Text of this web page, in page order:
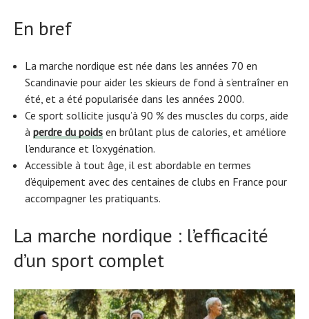
En bref
La marche nordique est née dans les années 70 en
Scandinavie pour aider les skieurs de fond à s’entraîner en
été, et a été popularisée dans les années 2000.
Ce sport sollicite jusqu’à 90 % des muscles du corps, aide
à perdre du poids en brûlant plus de calories, et améliore
l’endurance et l’oxygénation.
Accessible à tout âge, il est abordable en termes
d’équipement avec des centaines de clubs en France pour
accompagner les pratiquants.
La marche nordique : l’efficacité
d’un sport complet
Tous nos articles